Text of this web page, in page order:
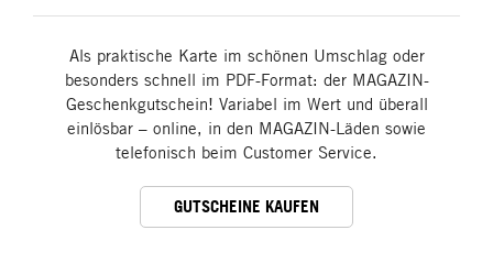
Als praktische Karte im schönen Umschlag oder
besonders schnell im PDF-Format: der MAGAZIN-
Geschenkgutschein! Variabel im Wert und überall
einlösbar – online, in den MAGAZIN-Läden sowie
telefonisch beim Customer Service.
GUTSCHEINE KAUFEN